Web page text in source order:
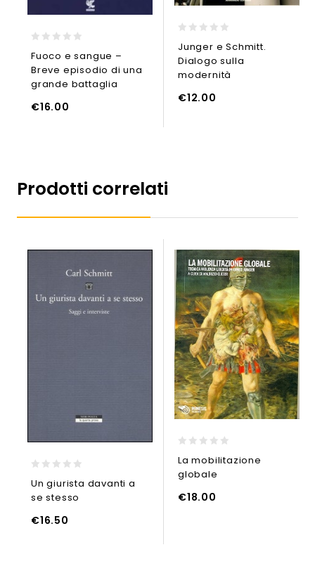
out
of
Fuoco e sangue –
Breve episodio di una
grande battaglia
€16.00
out
of
Junger e Schmitt.
Dialogo sulla
modernità
€12.00
AL CARRELLO
AGGIUNGI AL CARRELLO
Prodotti correlati
out
of
Un giurista davanti a
se stesso
€16.50
out
of
La mobilitazione
globale
€18.00
AL CARRELLO AGGIUNGI AL CARRELLO